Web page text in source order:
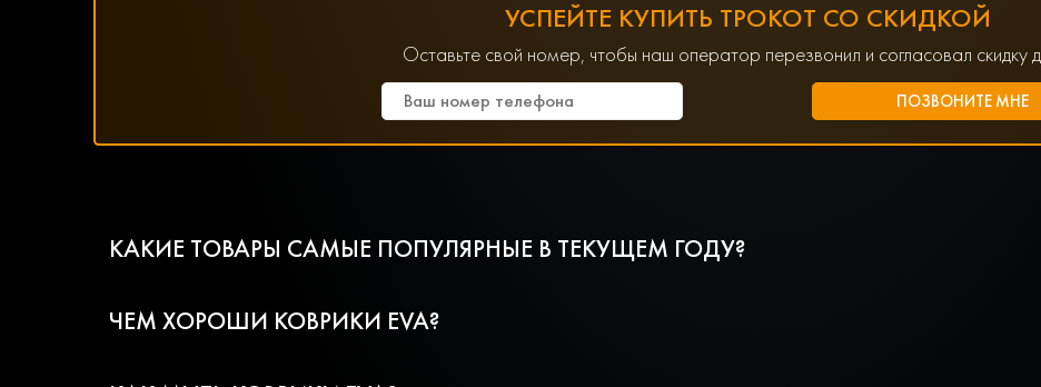
УСПЕЙТЕ КУПИТЬ ТРОКОТ СО СКИДКОЙ
Оставьте свой номер, чтобы наш оператор перезвонил и согласовал скидку
КАКИЕ ТОВАРЫ САМЫЕ ПОПУЛЯРНЫЕ В ТЕКУЩЕМ ГОДУ?
ЧЕМ ХОРОШИ КОВРИКИ EVA?